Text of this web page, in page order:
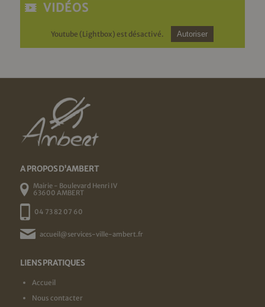
VIDÉOS
Youtube (Lightbox) est désactivé. Autoriser
A PROPOS D'AMBERT
Mairie - Boulevard Henri IV
63600 AMBERT
04 73 82 07 60
accueil@services-ville-ambert.fr
LIENS PRATIQUES
Accueil
Nous contacter